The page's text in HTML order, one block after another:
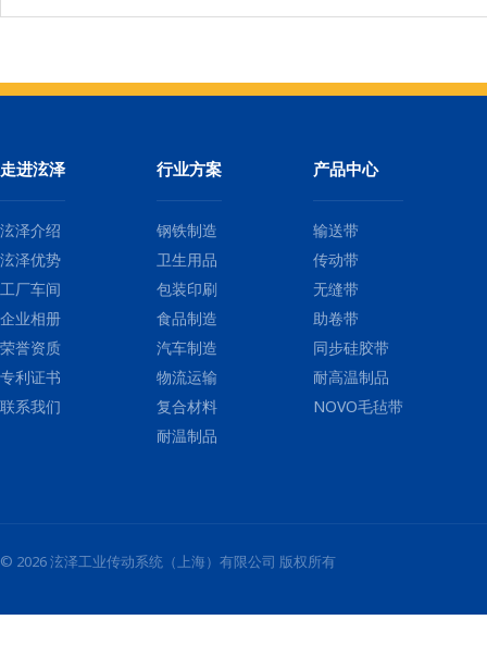
走进泫泽
泫泽介绍
泫泽优势
工厂车间
企业相册
荣誉资质
专利证书
联系我们
行业方案
钢铁制造
卫生用品
包装印刷
食品制造
汽车制造
物流运输
复合材料
耐温制品
产品中心
输送带
传动带
无缝带
助卷带
同步硅胶带
耐高温制品
NOVO毛毡带
© 2026 泫泽工业传动系统（上海）有限公司 版权所有